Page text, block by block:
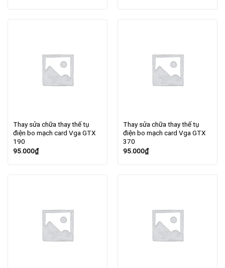
Thay sửa chữa thay thế tụ
điện bo mạch card Vga GTX
190
95.000₫
Thay sửa chữa thay thế tụ
điện bo mạch card Vga GTX
370
95.000₫